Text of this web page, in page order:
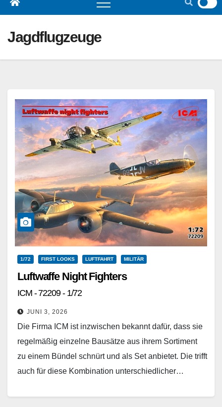
Jagdflugzeuge
1/72 FIRST LOOKS LUFTFAHRT MILITÄR
Luftwaffe Night Fighters
ICM - 72209 - 1/72
JUNI 3, 2026
Die Firma ICM ist inzwischen bekannt dafür, dass sie
regelmäßig einzelne Bausätze aus ihrem Sortiment
zu einem Bündel schnürt und als Set anbietet. Die trifft
auch für diese Kombination unterschiedlicher…